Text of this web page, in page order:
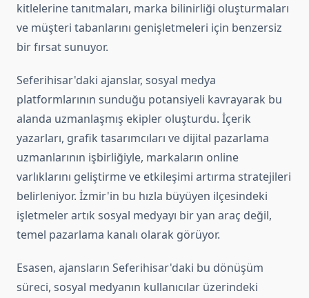
kitlelerine tanıtmaları, marka bilinirliği oluşturmaları
ve müşteri tabanlarını genişletmeleri için benzersiz
bir fırsat sunuyor.
Seferihisar'daki ajanslar, sosyal medya
platformlarının sunduğu potansiyeli kavrayarak bu
alanda uzmanlaşmış ekipler oluşturdu. İçerik
yazarları, grafik tasarımcıları ve dijital pazarlama
uzmanlarının işbirliğiyle, markaların online
varlıklarını geliştirme ve etkileşimi artırma stratejileri
belirleniyor. İzmir'in bu hızla büyüyen ilçesindeki
işletmeler artık sosyal medyayı bir yan araç değil,
temel pazarlama kanalı olarak görüyor.
Esasen, ajansların Seferihisar'daki bu dönüşüm
süreci, sosyal medyanın kullanıcılar üzerindeki